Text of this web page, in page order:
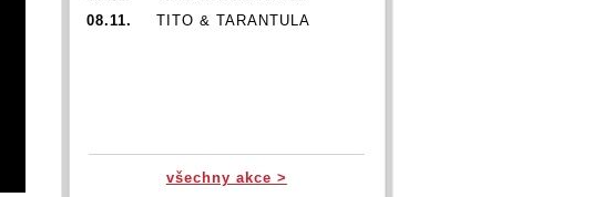
08.11.
TITO & TARANTULA
všechny akce >